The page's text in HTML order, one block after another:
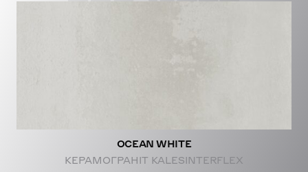
PROJECTS
OCEAN WHITE
КЕРАМОГРАНІТ KALESINTERFLEX